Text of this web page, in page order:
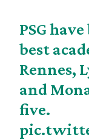
PSG
best
Rennes,
and
five.